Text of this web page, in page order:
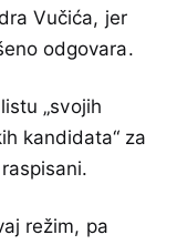
Vučića, jer
odgovara.
„svojih
kandidata“ za
režim, pa